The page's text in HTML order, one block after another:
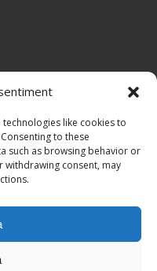
like cookies to
to these
such as browsing behavior or
withdrawing consent, may